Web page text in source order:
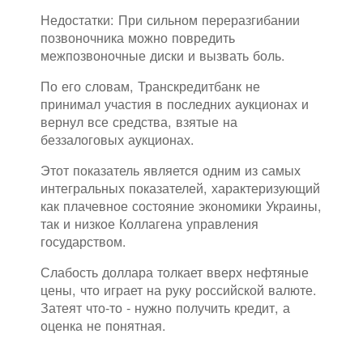
Недостатки: При сильном переразгибании
позвоночника можно повредить
межпозвоночные диски и вызвать боль.
По его словам, Транскредитбанк не
принимал участия в последних аукционах и
вернул все средства, взятые на
беззалоговых аукционах.
Этот показатель является одним из самых
интегральных показателей, характеризующий
как плачевное состояние экономики Украины,
так и низкое Коллагена управления
государством.
Слабость доллара толкает вверх нефтяные
цены, что играет на руку российской валюте.
Затеят что-то - нужно получить кредит, а
оценка не понятная.